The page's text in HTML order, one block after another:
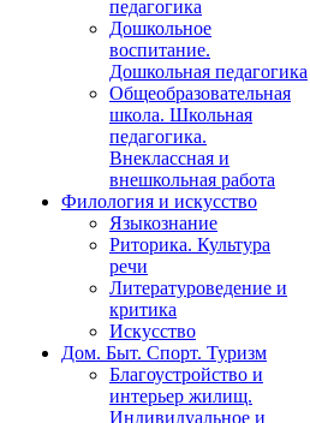
педагогика
Дошкольное
воспитание.
Дошкольная педагогика
Общеобразовательная
школа. Школьная
педагогика.
Внеклассная и
внешкольная работа
Филология и искусство
Языкознание
Риторика. Культура
речи
Литературоведение и
критика
Искусство
Дом. Быт. Спорт. Туризм
Благоустройство и
интерьер жилищ.
Индивидуальное и